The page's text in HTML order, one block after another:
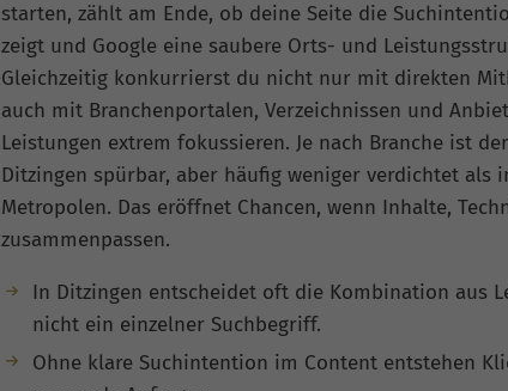
starten, zählt am Ende, ob deine Seite die
zeigt und Google eine saubere Orts- und
Gleichzeitig konkurrierst du nicht nur mit direkten
auch mit Branchenportalen, Verzeichnissen und
Leistungen extrem fokussieren. Je nach Branche ist
Ditzingen spürbar, aber häufig weniger verdichtet als
Metropolen. Das eröffnet Chancen, wenn Inhalte,
zusammenpassen.
In Ditzingen entscheidet oft die Kombination aus
nicht ein einzelner Suchbegriff.
Ohne klare Suchintention im Content entstehen